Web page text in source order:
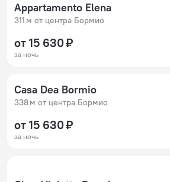
Appartamento Elena
311 м от центра Бормио
от 15 630 ₽
за ночь
Casa Dea Bormio
338 м от центра Бормио
от 15 630 ₽
за ночь